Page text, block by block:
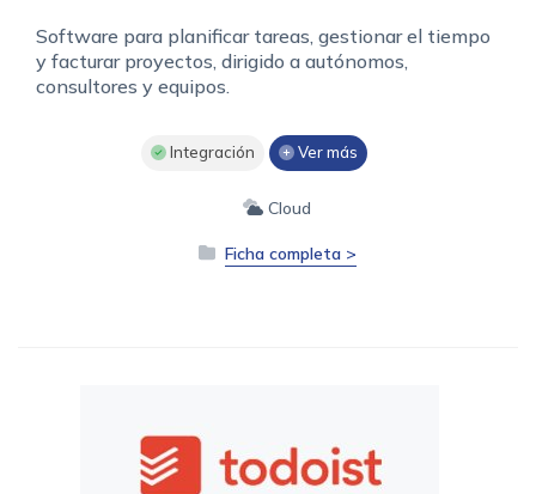
Software para planificar tareas, gestionar el tiempo
y facturar proyectos, dirigido a autónomos,
consultores y equipos.
Integración Ver más
Cloud
Ficha completa >